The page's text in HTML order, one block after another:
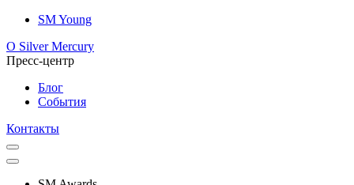
SM Young
О Silver Mercury
Пресс-центр
Блог
События
Контакты